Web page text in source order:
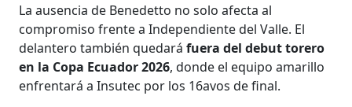
La ausencia de Benedetto no solo afecta al
compromiso frente a Independiente del Valle. El
delantero también quedaráfuera del debut torero
en la Copa Ecuador 2026, donde el equipo amarillo
enfrentará a Insutec por los 16avos de final.